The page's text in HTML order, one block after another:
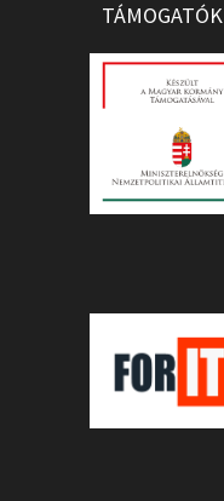
TÁMOGATÓK